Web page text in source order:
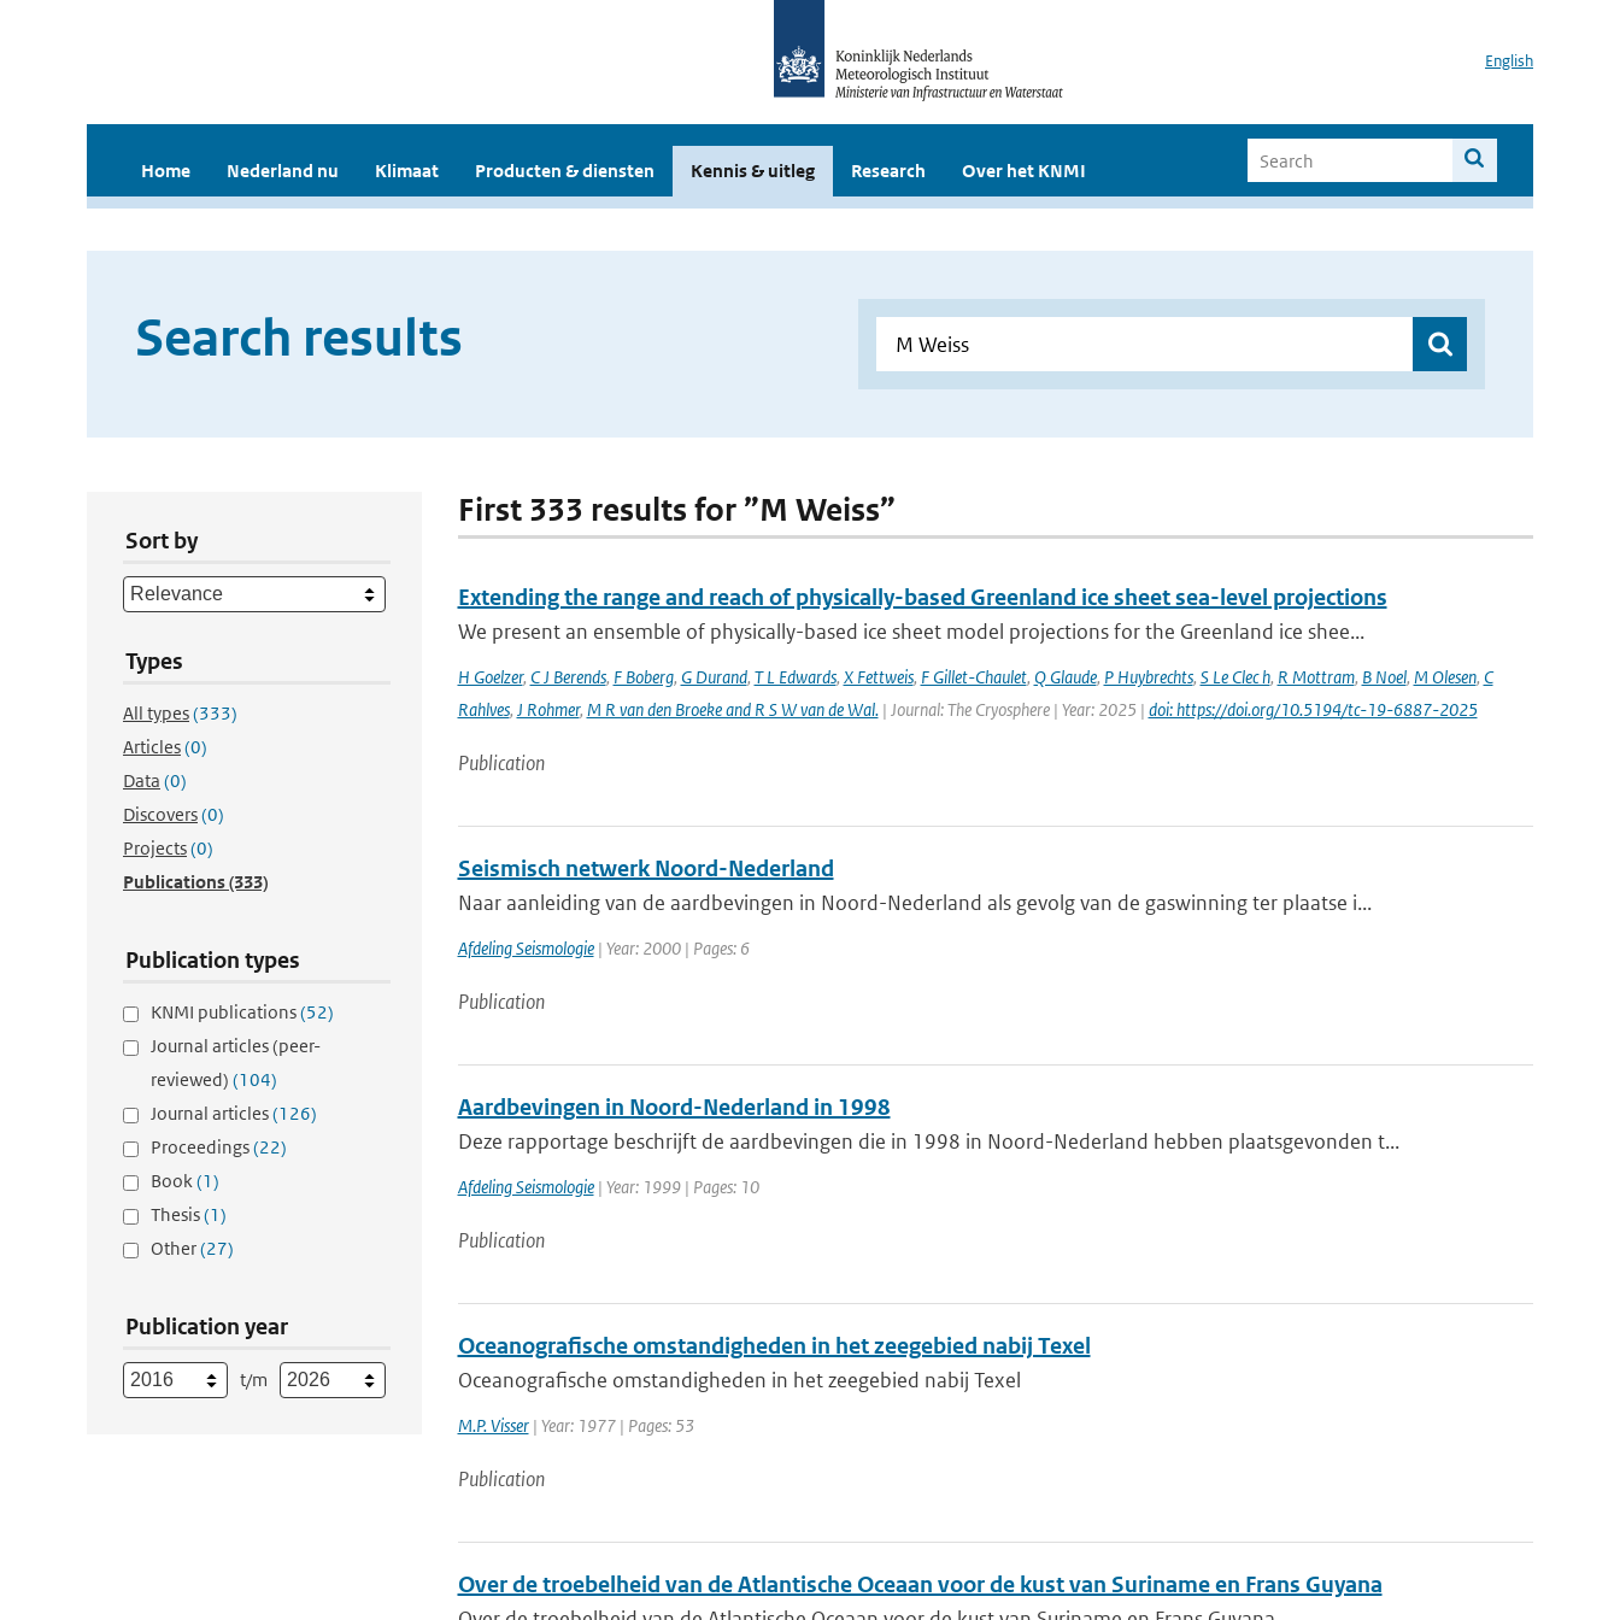
English
Home Nederland nu Klimaat Producten & diensten Kennis & uitleg Research Over het KNMI
Search results
Sort by
Types
All types(333)
Articles(0)
Data (0)
Discovers(0)
Projects(0)
Publications(333)
Publication types
KNMI publications(52)
Journal articles (peer-
reviewed) (104)
Journal articles(126)
Proceedings(22)
Book(1)
Thesis(1)
Other(27)
Publication year
t/m
First 333 results for ”M Weiss”
Extending the range and reach of physically-based Greenland ice sheet sea-level projections
We present an ensemble of physically-based ice sheet model projections for the Greenland ice shee...
H Goelzer, C J Berends, F Boberg, G Durand, T L Edwards, X Fettweis, F Gillet-Chaulet, Q Glaude, P Huybrechts, S Le Clec h, R Mottram, B Noel, M Olesen, C
Rahlves, J Rohmer, M R van den Broeke and R S W van de Wal‬‬.| Journal: The Cryosphere | Year: 2025 | doi: https://doi.org/10.5194/tc-19-6887-2025
Publication
Seismisch netwerk Noord-Nederland
Naar aanleiding van de aardbevingen in Noord-Nederland als gevolg van de gaswinning ter plaatse i...
Afdeling Seismologie| Year: 2000 | Pages: 6
Publication
Aardbevingen in Noord-Nederland in 1998
Deze rapportage beschrijft de aardbevingen die in 1998 in Noord-Nederland hebben plaatsgevonden t...
Afdeling Seismologie| Year: 1999 | Pages: 10
Publication
Oceanografische omstandigheden in het zeegebied nabij Texel
Oceanografische omstandigheden in het zeegebied nabij Texel
M.P. Visser| Year: 1977 | Pages: 53
Publication
Over de troebelheid van de Atlantische Oceaan voor de kust van Suriname en Frans Guyana